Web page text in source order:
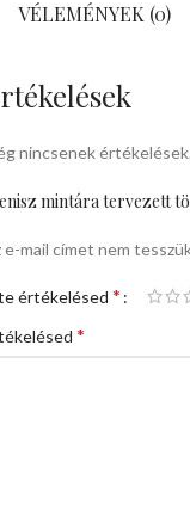
VÉLEMÉNYEK (0)
nincsenek értékelések.
mintára tervezett
e-mail címet nem
értékelésed *
*